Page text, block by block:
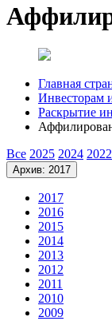
Главная
Инвесторам
Раскрытие
Все 2025 2024 2022
Архив: 2017
2017
2016
2015
2014
2013
2012
2011
2010
2009